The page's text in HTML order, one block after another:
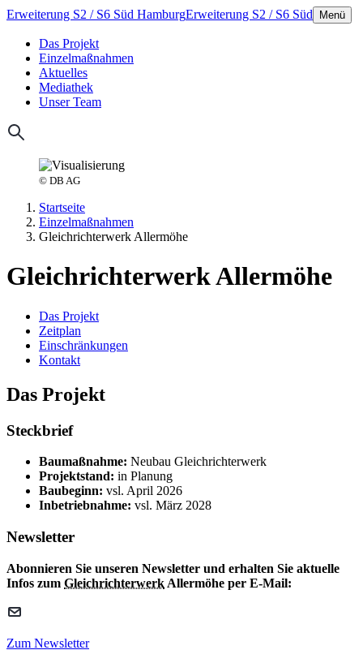
Erweiterung S2 / S6 Süd HamburgErweiterung S2 / S6 Süd Menü
Das Projekt
Einzelmaßnahmen
Aktuelles
Mediathek
Unser Team
© DB AG
Startseite
Einzelmaßnahmen
Gleichrichterwerk Allermöhe
Gleichrichterwerk Allermöhe
Das Projekt
Zeitplan
Einschränkungen
Kontakt
Das Projekt
Steckbrief
Baumaßnahme: Neubau Gleichrichterwerk
Projektstand: in Planung
Baubeginn: vsl. April 2026
Inbetriebnahme: vsl. März 2028
Newsletter
Abonnieren Sie unseren Newsletter und erhalten Sie aktuelle
Infos zum Gleichrichterwerk Allermöhe per E-Mail:
Zum Newsletter